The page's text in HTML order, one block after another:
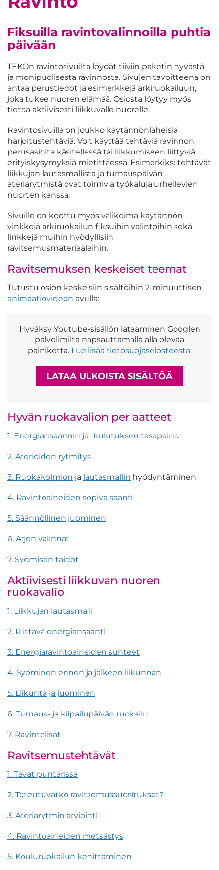
Fiksuilla ravintovalinnoilla puhtia
päivään
TEKOn ravintosivuilta löydät tiiviin paketin hyvästä
ja monipuolisesta ravinnosta. Sivujen tavoitteena on
antaa perustiedot ja esimerkkejä arkiruokailuun,
joka tukee nuoren elämää. Osiosta löytyy myös
tietoa aktiivisesti liikkuvalle nuorelle.
Ravintosivuilla on joukko käytännönläheisiä
harjoitustehtäviä. Voit käyttää tehtäviä ravinnon
perusasioita käsitellessä tai liikkumiseen liittyviä
erityiskysymyksiä mietittäessä. Esimerkiksi tehtävät
liikkujan lautasmallista ja turnauspäivän
ateriarytmistä ovat toimivia työkaluja urheilevien
nuorten kanssa.
Sivuille on koottu myös valikoima käytännön
vinkkejä arkiruokailun fiksuihin valintoihin sekä
linkkejä muihin hyödyllisiin
ravitsemusmateriaaleihin.
Ravitsemuksen keskeiset teemat
Tutustu osion keskeisiin sisältöihin 2-minuuttisen
animaatiovideon avulla:
Hyväksy Youtube-sisällön lataaminen Googlen
palvelimilta napsauttamalla alla olevaa
painiketta. Lue lisää tietosuojaselosteesta.
LATAA ULKOISTA SISÄLTÖÄ
Hyvän ruokavalion periaatteet
1. Energiansaannin ja -kulutuksen tasapaino
2. Aterioiden rytmitys
3. Ruokakolmion ja lautasmallin hyödyntäminen
4. Ravintoaineiden sopiva saanti
5. Säännöllinen juominen
6. Arjen valinnat
7. Syömisen taidot
Aktiivisesti liikkuvan nuoren
ruokavalio
1. Liikkujan lautasmalli
2. Riittävä energiansaanti
3. Energiaravintoaineiden suhteet
4. Syöminen ennen ja jälkeen liikunnan
5. Liikunta ja juominen
6. Turnaus- ja kilpailupäivän ruokailu
7. Ravintolisät
Ravitsemustehtävät
1. Tavat puntarissa
2. Toteutuvatko ravitsemussuositukset?
3. Ateriarytmin arviointi
4. Ravintoaineiden metsästys
5. Kouluruokailun kehittäminen